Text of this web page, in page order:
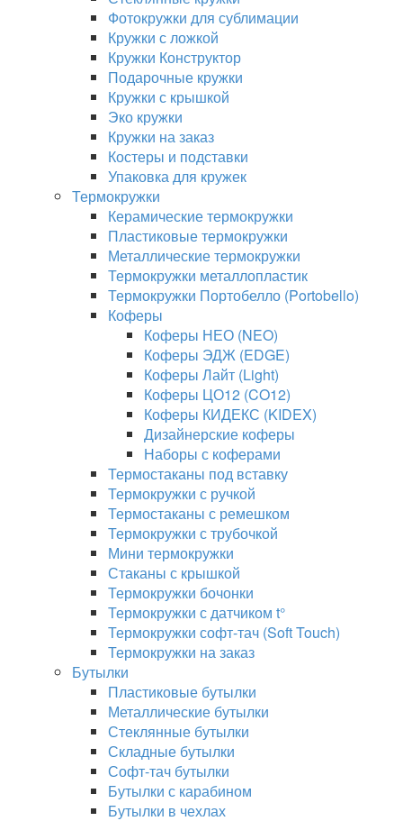
Фотокружки для сублимации
Кружки с ложкой
Кружки Конструктор
Подарочные кружки
Кружки с крышкой
Эко кружки
Кружки на заказ
Костеры и подставки
Упаковка для кружек
Термокружки
Керамические термокружки
Пластиковые термокружки
Металлические термокружки
Термокружки металлопластик
Термокружки Портобелло (Portobello)
Коферы
Коферы НЕО (NEO)
Коферы ЭДЖ (EDGE)
Коферы Лайт (Light)
Коферы ЦО12 (CO12)
Коферы КИДЕКС (KIDEX)
Дизайнерские коферы
Наборы с коферами
Термостаканы под вставку
Термокружки с ручкой
Термостаканы с ремешком
Термокружки с трубочкой
Мини термокружки
Стаканы с крышкой
Термокружки бочонки
Термокружки с датчиком t°
Термокружки софт-тач (Soft Touch)
Термокружки на заказ
Бутылки
Пластиковые бутылки
Металлические бутылки
Стеклянные бутылки
Складные бутылки
Софт-тач бутылки
Бутылки с карабином
Бутылки в чехлах